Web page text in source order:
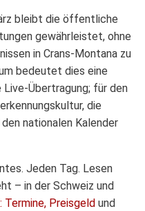
bleibt die öffentliche
gewährleistet, ohne
in Crans-Montana zu
bedeutet dies eine
Live-Übertragung; für den
die
nationalen Kalender
Jeden Tag. Lesen
– in der Schweiz und
Termine, Preisgeld und